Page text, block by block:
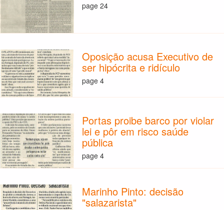
page 24
Oposição acusa Executivo de
ser hipócrita e ridículo
page 4
Portas proibe barco por violar
lei e pôr em risco saúde
pública
page 4
Marinho Pinto: decisão
"salazarista"